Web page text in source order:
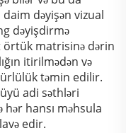
dəyişən vizual
dəyişdirmə
örtük matrisinə dərin
itirilmədən və
təmin edilir.
adi səthləri
hər hansı məhsula
edir.